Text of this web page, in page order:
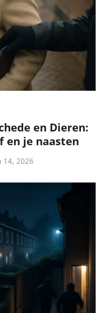
en Dieren:
en je naasten
14, 2026